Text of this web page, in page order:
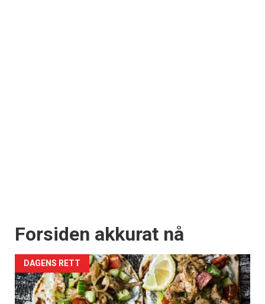
Forsiden akkurat nå
DAGENS RETT